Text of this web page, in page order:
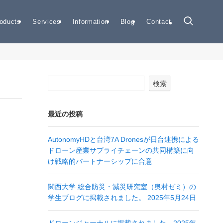
Services Information Blog Contact
検索
最近の投稿
AutonomyHDと台湾7A Dronesが日台連携による
ドローン産業サプライチェーンの共同構築に向
け戦略的パートナーシップに合意
関西大学 総合防災・減災研究室（奥村ゼミ）の
学生ブログに掲載されました。 2025年5月24日